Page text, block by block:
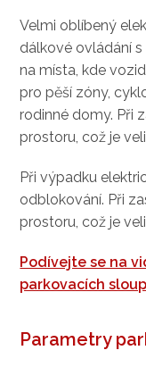
Velmi oblíbený
dálkové ovládání
na místa, kde
pro pěší zóny,
rodinné domy. Při
prostoru, což je
Při výpadku
odblokování. Při
prostoru, což je
Podívejte se na
parkovacích
Parametry